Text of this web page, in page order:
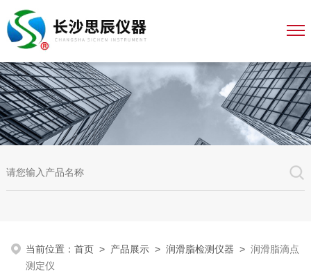
当前位置：首页 > 产品展示 >润滑脂检测仪器 >润滑脂滴点
测定仪